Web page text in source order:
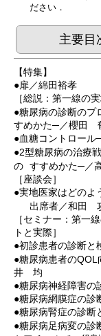
ださい．
主要目
【特集】
●扉／綿田裕孝
［総説：第一線の
●糖尿病の診断の
すめかた─／櫻田
●血糖コントロー
●2型糖尿病の治療
の すすめかた─／
［座談会］
●実地医家はどのよ
出席者／和田 攻
［セミナー：第一
トと実際］
●初診患者の診断と
●糖尿病患者の
井 均
●糖尿病神経障害の
●糖尿病網膜症の診
●糖尿病腎症の診断
●糖尿病足病変の